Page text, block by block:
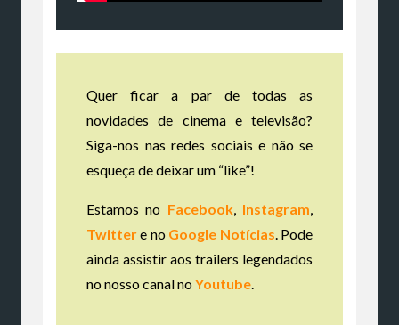
Quer ficar a par de todas as
novidades de cinema e televisão?
Siga-nos nas redes sociais e não se
esqueça de deixar um “like”!
Estamos no Facebook, Instagram
Twittere no Google Notícias . Pode
ainda assistir aos trailers legendados
no nosso canal noYoutube